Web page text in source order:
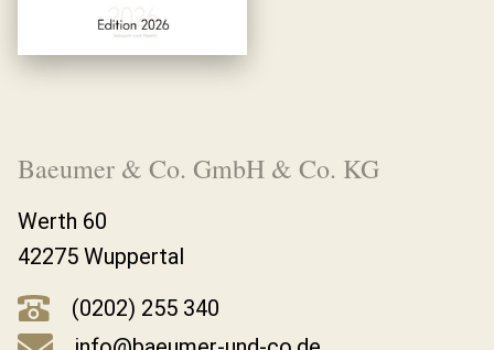
Baeumer & Co. GmbH & Co. KG
Werth 60
42275 Wuppertal
(0202) 255 340